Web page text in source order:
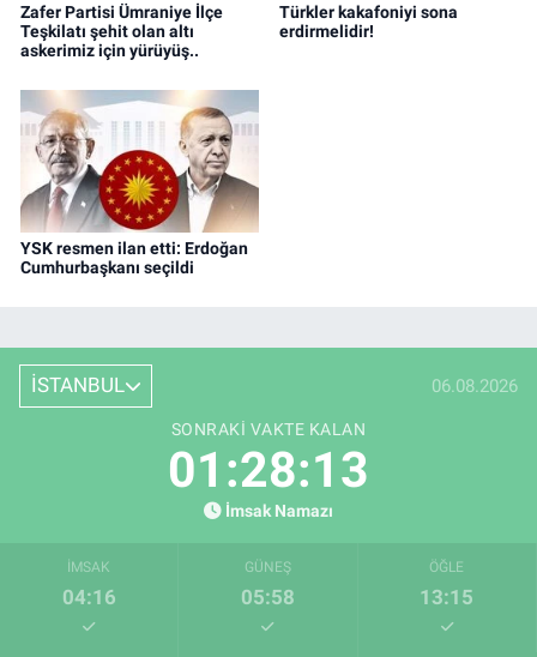
Zafer Partisi Ümraniye İlçe
Teşkilatı şehit olan altı
askerimiz için yürüyüş..
Türkler kakafoniyi sona
erdirmelidir!
YSK resmen ilan etti: Erdoğan
Cumhurbaşkanı seçildi
İSTANBUL 06.08.2026
SONRAKI VAKTE KALAN
01:28:12
İmsak Namazı
İMSAK
04:16
GÜNEŞ
05:58
ÖĞLE
13:15